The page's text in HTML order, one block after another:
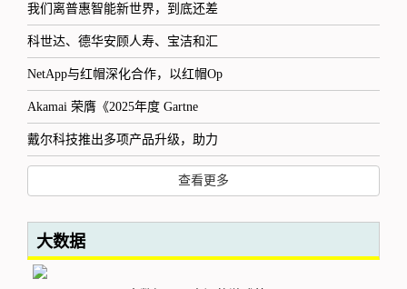
我们离普惠智能新世界，到底还差
科世达、德华安顾人寿、宝洁和汇
NetApp与红帽深化合作，以红帽Op
Akamai 荣膺《2025年度 Gartne
戴尔科技推出多项产品升级，助力
查看更多
大数据